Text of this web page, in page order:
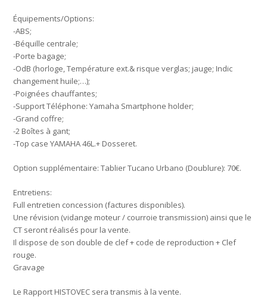
Équipements/Options:
-ABS;
-Béquille centrale;
-Porte bagage;
-OdB (horloge, Température ext.& risque verglas; jauge; Indic
changement huile;…);
-Poignées chauffantes;
-Support Téléphone: Yamaha Smartphone holder;
-Grand coffre;
-2 Boîtes à gant;
-Top case YAMAHA 46L.+ Dosseret.
Option supplémentaire: Tablier Tucano Urbano (Doublure): 70€.
Entretiens:
Full entretien concession (factures disponibles).
Une révision (vidange moteur / courroie transmission) ainsi que le
CT seront réalisés pour la vente.
Il dispose de son double de clef + code de reproduction + Clef
rouge.
Gravage
Le Rapport HISTOVEC sera transmis à la vente.